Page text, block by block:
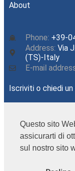
Questo sito
assicurarti di
sul nostro sito
About
Phone: +39-
Address: Via
(TS)-Italy
E-mail
Iscriviti o chiedi